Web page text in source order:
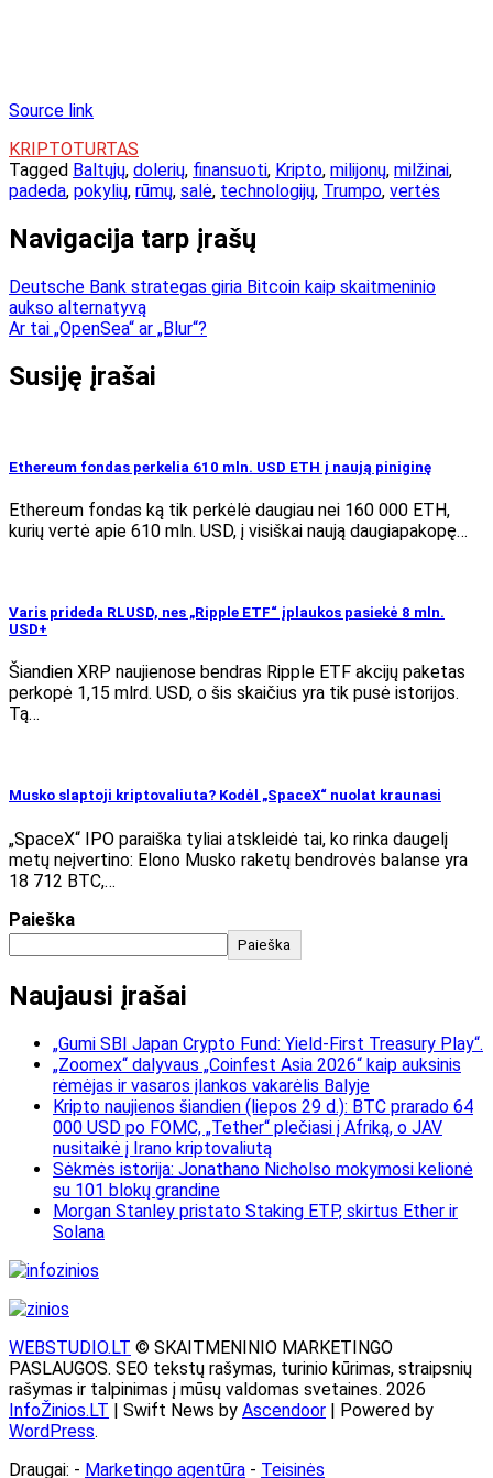
Source link
KRIPTOTURTAS
Tagged Baltųjų, dolerių, finansuoti, Kripto, milijonų, milžinai,
padeda, pokylių, rūmų, salė, technologijų, Trumpo, vertės
Navigacija tarp įrašų
Deutsche Bank strategas giria Bitcoin kaip skaitmeninio
aukso alternatyvą
Ar tai „OpenSea“ ar „Blur“?
Susiję įrašai
Ethereum fondas perkelia 610 mln. USD ETH į naują piniginę
Ethereum fondas ką tik perkėlė daugiau nei 160 000 ETH,
kurių vertė apie 610 mln. USD, į visiškai naują daugiapakopę…
Varis prideda RLUSD, nes „Ripple ETF“ įplaukos pasiekė 8 mln.
USD+
Šiandien XRP naujienose bendras Ripple ETF akcijų paketas
perkopė 1,15 mlrd. USD, o šis skaičius yra tik pusė istorijos.
Tą…
Musko slaptoji kriptovaliuta? Kodėl „SpaceX“ nuolat kraunasi
„SpaceX“ IPO paraiška tyliai atskleidė tai, ko rinka daugelį
metų neįvertino: Elono Musko raketų bendrovės balanse yra
18 712 BTC,…
Paieška
Paieška
Naujausi įrašai
„Gumi SBI Japan Crypto Fund: Yield-First Treasury Play“.
„Zoomex“ dalyvaus „Coinfest Asia 2026“ kaip auksinis
rėmėjas ir vasaros įlankos vakarėlis Balyje
Kripto naujienos šiandien (liepos 29 d.): BTC prarado 64
000 USD po FOMC, „Tether“ plečiasi į Afriką, o JAV
nusitaikė į Irano kriptovaliutą
Sėkmės istorija: Jonathano Nicholso mokymosi kelionė
su 101 blokų grandine
Morgan Stanley pristato Staking ETP, skirtus Ether ir
Solana
WEBSTUDIO.LT © SKAITMENINIO MARKETINGO
PASLAUGOS. SEO tekstų rašymas, turinio kūrimas, straipsnių
rašymas ir talpinimas į mūsų valdomas svetaines. 2026
InfoŽinios.LT | Swift News by Ascendoor | Powered by
WordPress.
Draugai: - Marketingo agentūra - Teisinės